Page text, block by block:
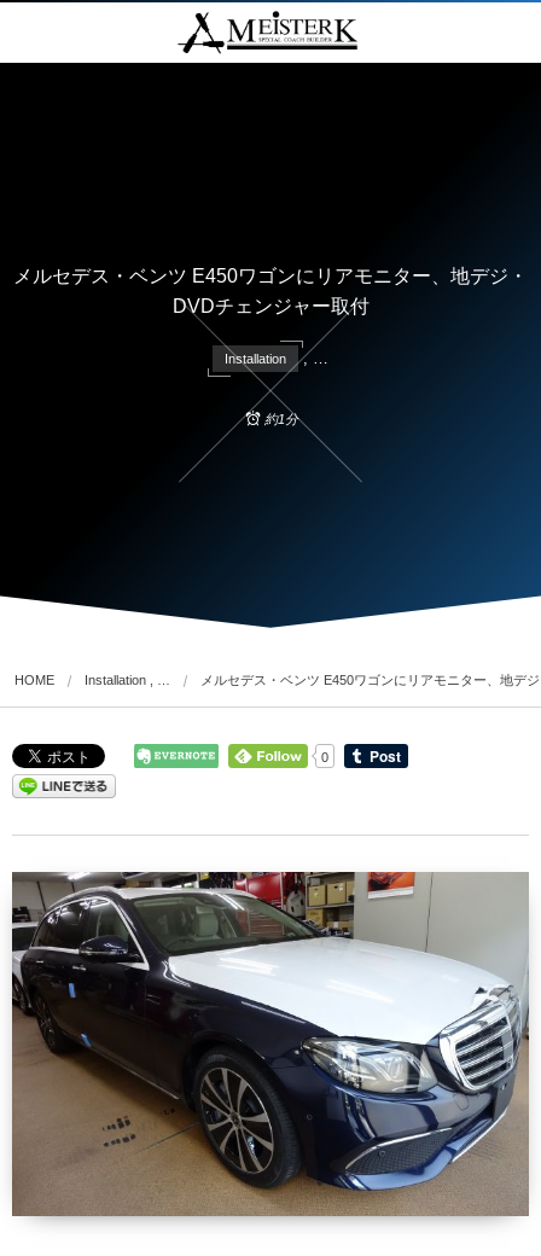
メルセデス・ベンツ E450ワゴンにリアモニター、地デジ・
DVDチェンジャー取付
Installation , …
約1分
HOME Installation , … メルセデス・ベンツ E450ワゴンにリアモニター、地デ
0